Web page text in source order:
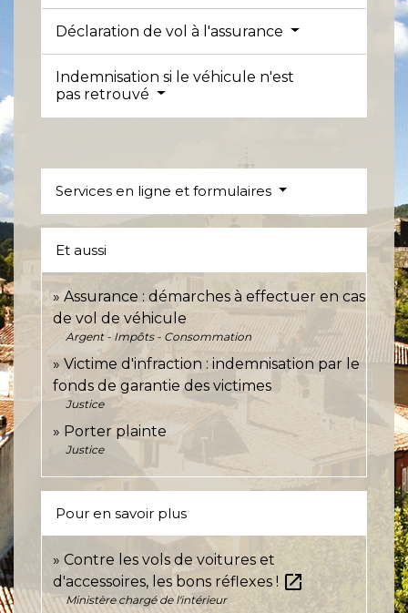
Déclaration de vol à l'assurance
Indemnisation si le véhicule n'est
pas retrouvé
Services en ligne et formulaires
Et aussi
Assurance : démarches à effectuer en cas
de vol de véhicule
Argent - Impôts - Consommation
Victime d'infraction : indemnisation par le
fonds de garantie des victimes
Justice
Porter plainte
Justice
Pour en savoir plus
Contre les vols de voitures et
d'accessoires, les bons réflexes ! open_in_new
Ministère chargé de l'intérieur